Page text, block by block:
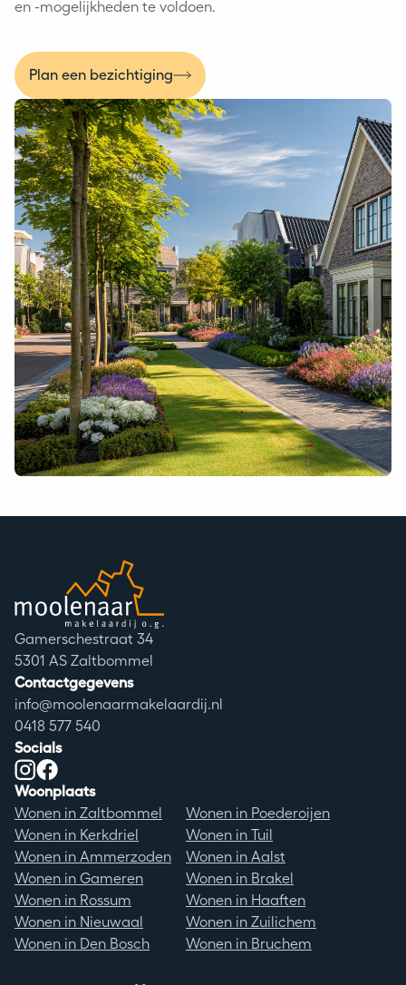
en -mogelijkheden te voldoen.
Plan een bezichtiging
Moolenaar logo
Adres
Gamerschestraat 34
Postcode
5301 AS Zaltbommel
Contactgegevens
info@moolenaarmakelaardij.nl
0418 577 540
Woonplaats
Wonen in Zaltbommel
Wonen in Kerkdriel
Wonen in Ammerzoden
Wonen in Gameren
Wonen in Rossum
Wonen in Nieuwaal
Wonen in Den Bosch
Wonen in Poederoijen
Wonen in Tuil
Wonen in Aalst
Wonen in Brakel
Wonen in Haaften
Wonen in Zuilichem
Wonen in Bruchem
Socials
Instagram
Facebook